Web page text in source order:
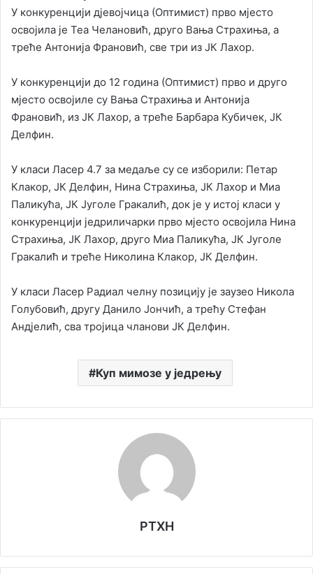
У конкуренцији дјевојчица (Оптимист) прво мјесто
освојила је Теа Челановић, друго Вања Страхиња, а
треће Антонија Франовић, све три из ЈК Лахор.
У конкуренцији до 12 година (Оптимист) прво и друго
мјесто освојиле су Вања Страхиња и Антонија
Франовић, из ЈК Лахор, а треће Барбара Кубичек, ЈК
Делфин.
У класи Ласер 4.7 за медаље су се изборили: Петар
Клакор, ЈК Делфин, Нина Страхиња, ЈК Лахор и Миа
Паликућа, ЈК Југоле Гракалић, док је у истој класи у
конкуренцији једриличарки прво мјесто освојила Нина
Страхиња, ЈК Лахор, друго Миа Паликућа, ЈК Југоле
Гракалић и треће Николина Клакор, ЈК Делфин.
У класи Ласер Радиал челну позицију је заузео Никола
Голубовић, другу Данило Јончић, а трећу Стефан
Андјелић, сва тројица чланови ЈК Делфин.
Куп мимозе у једрењу
РТХН